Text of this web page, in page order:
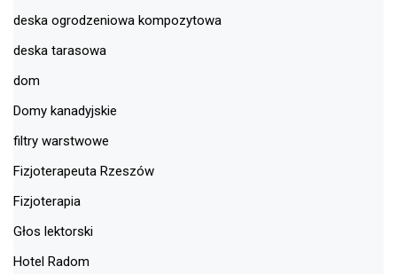
deska ogrodzeniowa kompozytowa
deska tarasowa
dom
Domy kanadyjskie
filtry warstwowe
Fizjoterapeuta Rzeszów
Fizjoterapia
Głos lektorski
Hotel Radom